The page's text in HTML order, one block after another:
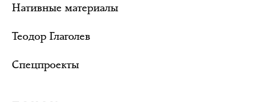
Нативные материалы
Теодор Глаголев
Спецпроекты